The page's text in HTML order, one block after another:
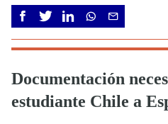
Documentación
estudiante Chile a